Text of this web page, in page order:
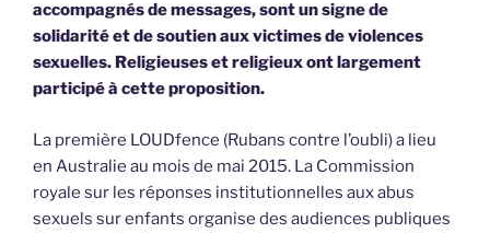
accompagnés de messages, sont un signe de
solidarité et de soutien aux victimes de violences
sexuelles. Religieuses et religieux ont largement
participé à cette proposition.
La première LOUDfence (Rubans contre l’oubli) a lieu
en Australie au mois de mai 2015. La Commission
royale sur les réponses institutionnelles aux abus
sexuels sur enfants organise des audiences publiques